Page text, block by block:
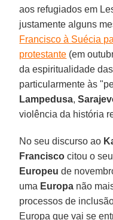
aos refugiados em
justamente alguns
Francisco à Suécia
protestante (em
da espiritualidade
particularmente às
Lampedusa,
violência da história
No seu discurso ao
Francisco citou o
Europeu de
uma Europa não
processos de
Europa que vai se